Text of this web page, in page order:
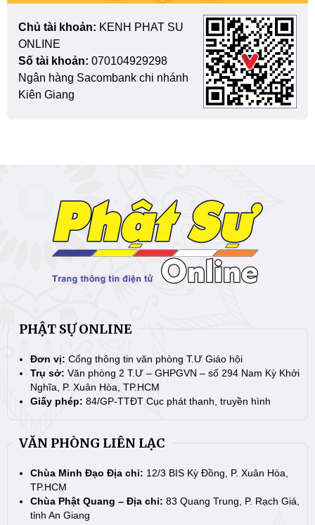
Chủ tài khoản: KENH PHAT SU
ONLINE
Số tài khoản: 070104929298
Ngân hàng Sacombank chi nhánh
Kiên Giang
PHẬT SỰ ONLINE
Đơn vị: Cổng thông tin văn phòng T.Ư Giáo hội
Trụ sở: Văn phòng 2 T.Ư – GHPGVN – số 294 Nam Kỳ Khởi
Nghĩa, P. Xuân Hòa, TP.HCM
Giấy phép: 84/GP-TTĐT Cục phát thanh, truyền hình
VĂN PHÒNG LIÊN LẠC
Chùa Minh Đạo Địa chỉ: 12/3 BIS Kỳ Đồng, P. Xuân Hòa,
TP.HCM
Chùa Phật Quang – Địa chỉ: 83 Quang Trung, P. Rạch Giá,
tỉnh An Giang